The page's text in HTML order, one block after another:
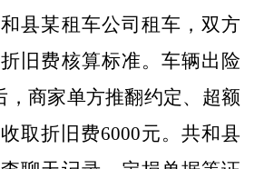
县某租车公司租车，双方
旧费核算标准。车辆出险
，商家单方推翻约定、超额
取折旧费6000元。共和县